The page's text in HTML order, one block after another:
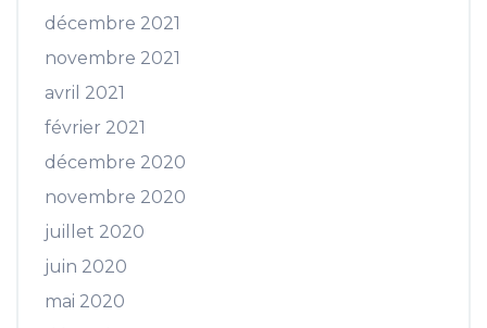
décembre 2021
novembre 2021
avril 2021
février 2021
décembre 2020
novembre 2020
juillet 2020
juin 2020
mai 2020